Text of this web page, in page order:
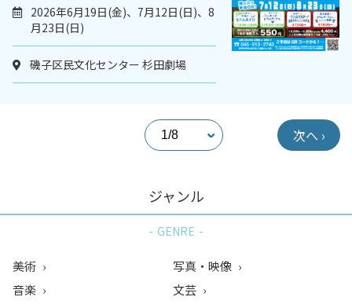
2026年6月19日(金)、7月12日(日)、8
月23日(日)
磯子区民文化センター 杉田劇場
次へ ›
ジャンル
GENRE
美術
音楽
写真・映像
文芸